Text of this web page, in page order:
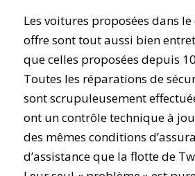
Les voitures proposées dans
offre sont tout aussi bien
que celles proposées depuis
Toutes les réparations de
sont scrupuleusement
ont un contrôle technique à
des mêmes conditions
d’assistance que la flotte de